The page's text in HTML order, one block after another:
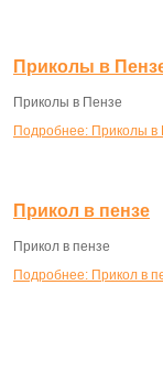
Приколы в
Приколы в Пензе
Подробнее: Приколы в
Прикол в пензе
Прикол в пензе
Подробнее: Прикол в